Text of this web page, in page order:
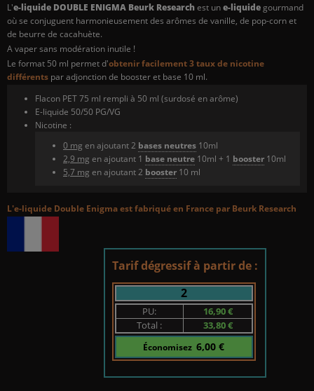
L'e-liquide DOUBLE ENIGMA Beurk Researchest une-liquide gourmand
où se conjuguent harmonieusement des arômes de vanille, de pop-corn et
de beurre de cacahuète.
A vaper sans modération inutile !
Le format 50 ml permet d'obtenir facilement 3 taux de nicotine
différents par adjonction de booster et base 10 ml.
Flacon PET 75 ml rempli à 50 ml (surdosé en arôme)
E-liquide 50/50 PG/VG
Nicotine :
0 mg en ajoutant 2 bases neutres 10ml
2,9 mg en ajoutant 1 base neutre 10ml + 1 booster 10ml
5,7 mg en ajoutant 2 booster 10 ml
L'e-liquide Double Enigma est fabriqué en France par Beurk Research
Tarif dégressif à partir de :
2
PU:
16,90 €
Total :
33,80 €
Économisez 6,00 €